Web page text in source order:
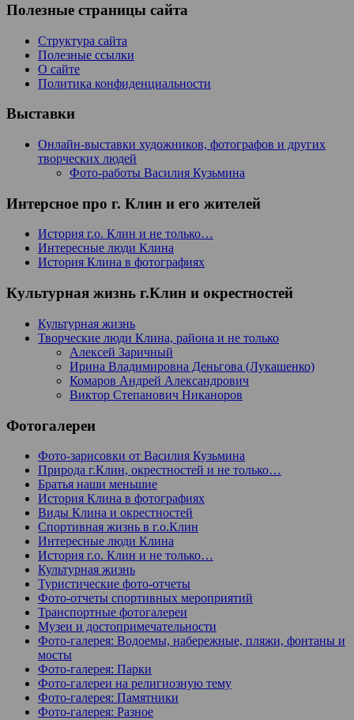
Полезные страницы сайта
Структура сайта
Полезные ссылки
О сайте
Политика конфиденциальности
Выставки
Онлайн-выставки художников, фотографов и других
творческих людей
Фото-работы Василия Кузьмина
Интерсное про г. Клин и его жителей
История г.о. Клин и не только…
Интересные люди Клина
История Клина в фотографиях
Культурная жизнь г.Клин и окрестностей
Культурная жизнь
Творческие люди Клина, района и не только
Алексей Заричный
Ирина Владимировна Деньгова (Лукашенко)
Комаров Андрей Александрович
Виктор Степанович Никаноров
Фотогалереи
Фото-зарисовки от Василия Кузьмина
Природа г.Клин, окрестностей и не только…
Братья наши меньшие
История Клина в фотографиях
Виды Клина и окрестностей
Спортивная жизнь в г.о.Клин
Интересные люди Клина
История г.о. Клин и не только…
Культурная жизнь
Туристические фото-отчеты
Фото-отчеты спортивных мероприятий
Транспортные фотогалереи
Музеи и достопримечательности
Фото-галерея: Водоемы, набережные, пляжи, фонтаны и
мосты
Фото-галерея: Парки
Фото-галереи на религиозную тему
Фото-галерея: Памятники
Фото-галерея: Разное